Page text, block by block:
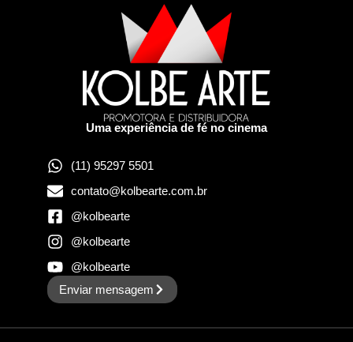
Uma experiência de fé no cinema
(11) 95297 5501
contato@kolbearte.com.br
@kolbearte
@kolbearte
@kolbearte
Enviar mensagem